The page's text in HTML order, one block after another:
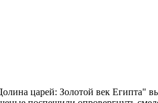
царей: Золотой век Египта"